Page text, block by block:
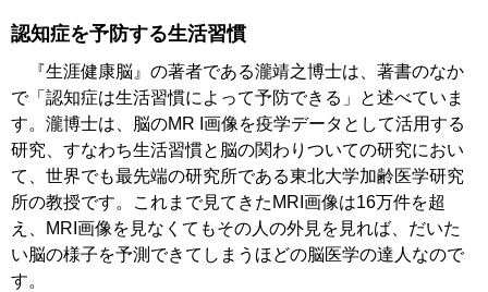
認知症を予防する生活習慣
『生涯健康脳』の著者である瀧靖之博士は、著書のなか
で「認知症は生活習慣によって予防できる」と述べていま
す。瀧博士は、脳のMR I画像を疫学データとして活用する
研究、すなわち生活習慣と脳の関わりついての研究におい
て、世界でも最先端の研究所である東北大学加齢医学研究
所の教授です。これまで見てきたMRI画像は16万件を超
え、MRI画像を見なくてもその人の外見を見れば、だいた
い脳の様子を予測できてしまうほどの脳医学の達人なので
す。